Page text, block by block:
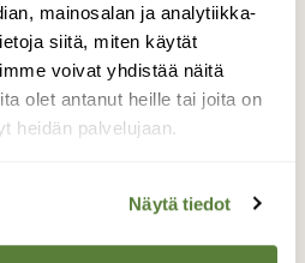
mainosalan ja analytiikka-
siitä, miten käytät
voivat yhdistää näitä
olet antanut heille tai joita on
heidän palvelujaan.
Näytä tiedot
saaressa 18.5.2025
Pastuskeri, Eurajoki
LISTAAN